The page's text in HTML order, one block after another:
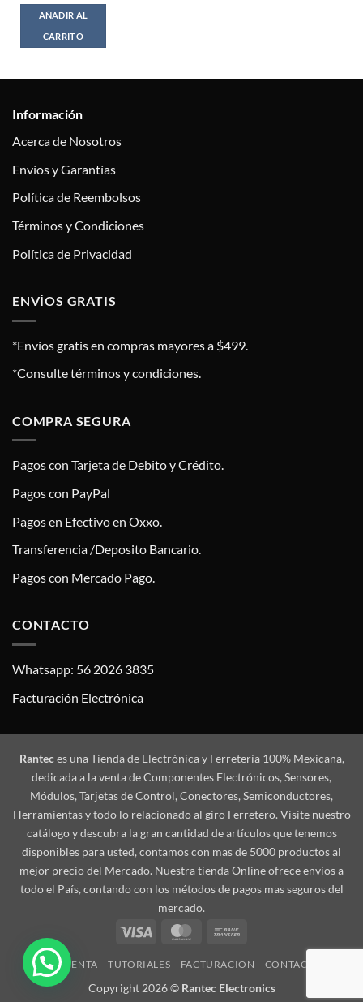
AÑADIR AL
CARRITO
Información
Acerca de Nosotros
Envíos y Garantías
Política de Reembolsos
Términos y Condiciones
Política de Privacidad
ENVÍOS GRATIS
*Envíos gratis en compras mayores a $499.
*Consulte términos y condiciones.
COMPRA SEGURA
Pagos con Tarjeta de Debito y Crédito.
Pagos con PayPal
Pagos en Efectivo en Oxxo.
Transferencia /Deposito Bancario.
Pagos con Mercado Pago.
CONTACTO
Whatsapp: 56 2026 3835
Facturación Electrónica
Ranteces una Tienda de Electrónica y Ferretería 100% Mexicana,
dedicada a la venta de Componentes Electrónicos, Sensores,
Módulos, Tarjetas de Control, Conectores, Semiconductores,
Herramientas y todo lo relacionado al giro Ferretero. Visite nuestro
catálogo y descubra la gran cantidad de artículos que tenemos
disponibles para usted, contamos con mas de 5000 productos al
mejor precio del Mercado. Nuestra tienda Online ofrece envíos a
todo el País, contando con los métodos de pagos mas seguros del
mercado.
Visa
MasterCard
MI CUENTA TUTORIALES FACTURACION CONTACTO
Copyright 2026 © Rantec Electronics